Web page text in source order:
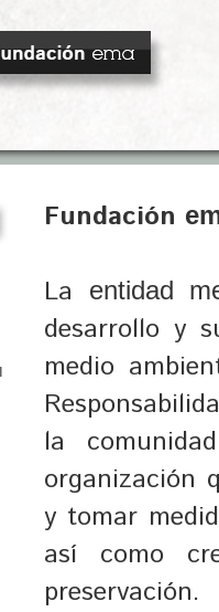
Fundación
La entidad
desarrollo y
medio
la
organización
y tomar
así como
preservación.